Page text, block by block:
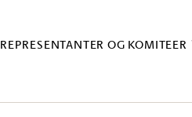
REPRESENTANTER OG KOMITEER